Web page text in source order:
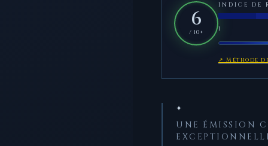
6
/ 10+
INDICE DE
1
↗ Méthode
✦
UNE ÉMISSION